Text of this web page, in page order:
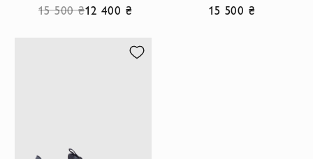
15 500 ₴12 400 ₴ 15 500 ₴